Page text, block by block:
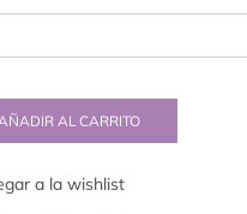
AÑADIR AL CARRITO
a la wishlist